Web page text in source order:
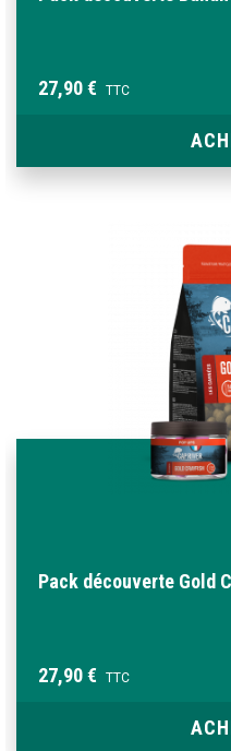
27,90 € TTC
Pack découverte Gold
27,90 € TTC